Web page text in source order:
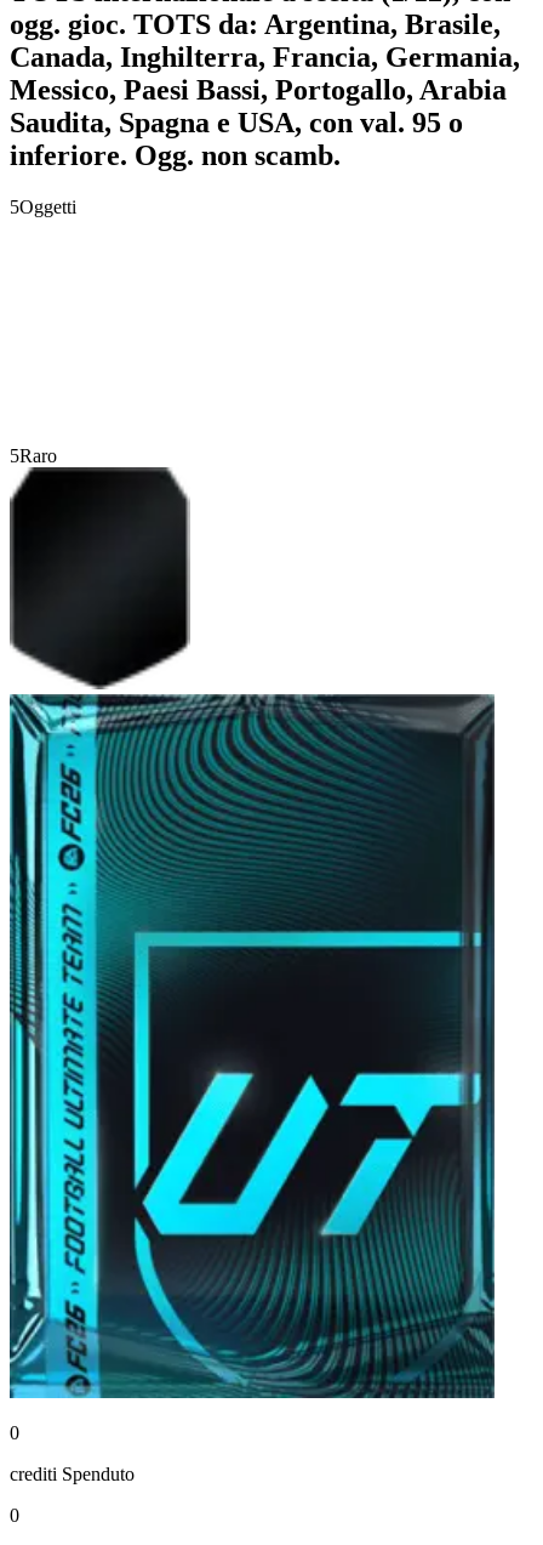
ogg. gioc. TOTS da: Argentina, Brasile,
Canada, Inghilterra, Francia, Germania,
Messico, Paesi Bassi, Portogallo, Arabia
Saudita, Spagna e USA, con val. 95 o
inferiore. Ogg. non scamb.
5Oggetti
5Raro
0
crediti Spenduto
0